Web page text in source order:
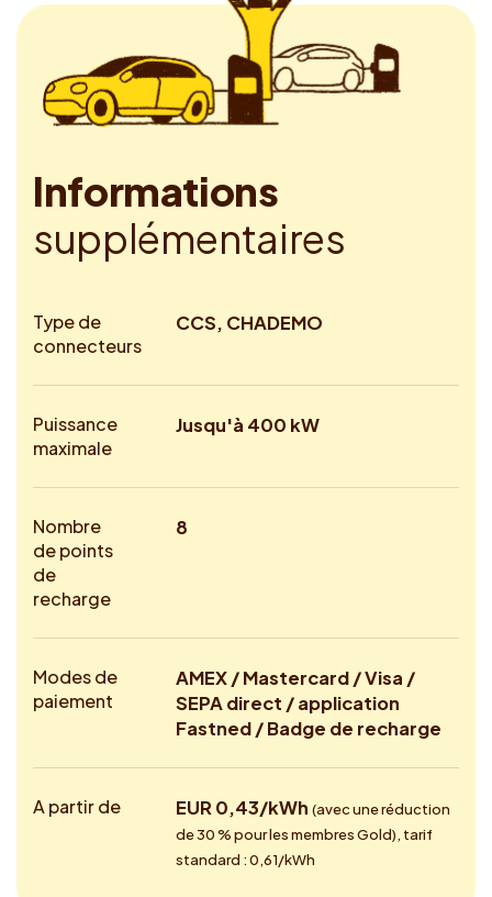
Informations
supplémentaires
Type de
connecteurs
CCS, CHADEMO
Puissance
maximale
Jusqu'à 400 kW
Nombre
de points
de
recharge
8
Modes de
paiement
AMEX / Mastercard / Visa /
SEPA direct / application
Fastned / Badge de recharge
A partir de EUR 0,43/kWh (avec une réduction
de 30 % pour les membres Gold), tarif
standard : 0,61/kWh